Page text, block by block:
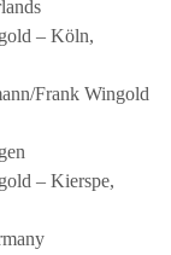
– Köln,
Frank Wingold
– Kierspe,